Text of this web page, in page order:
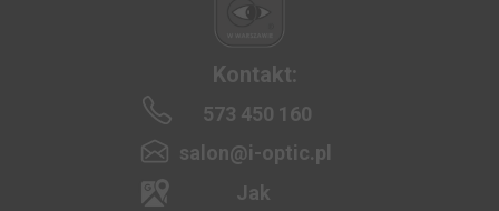
Jak
Kontakt:
salon@i-optic.pl
573 450 160